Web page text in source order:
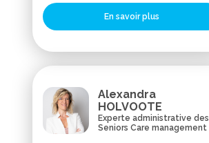
En savoir plus
Alexandra
HOLVOOTE
Experte administrative des
Seniors Care management